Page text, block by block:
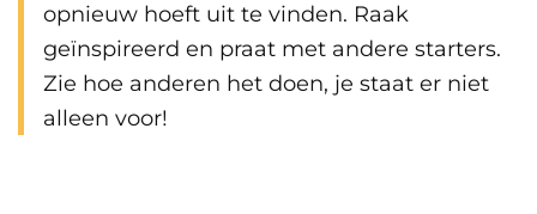
opnieuw hoeft uit te vinden. Raak
geïnspireerd en praat met andere starters.
Zie hoe anderen het doen, je staat er niet
alleen voor!